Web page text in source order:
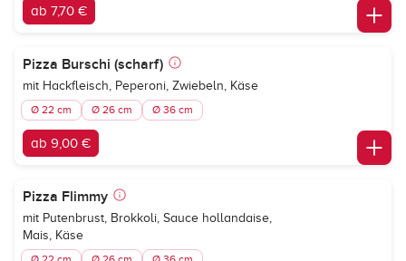
ab 7,70 €
Pizza Burschi (scharf)
mit Hackfleisch, Peperoni, Zwiebeln, Käse
Ø 22 cm Ø 26 cm Ø 36 cm
ab 9,00 €
Pizza Flimmy
mit Putenbrust, Brokkoli, Sauce hollandaise,
Mais, Käse